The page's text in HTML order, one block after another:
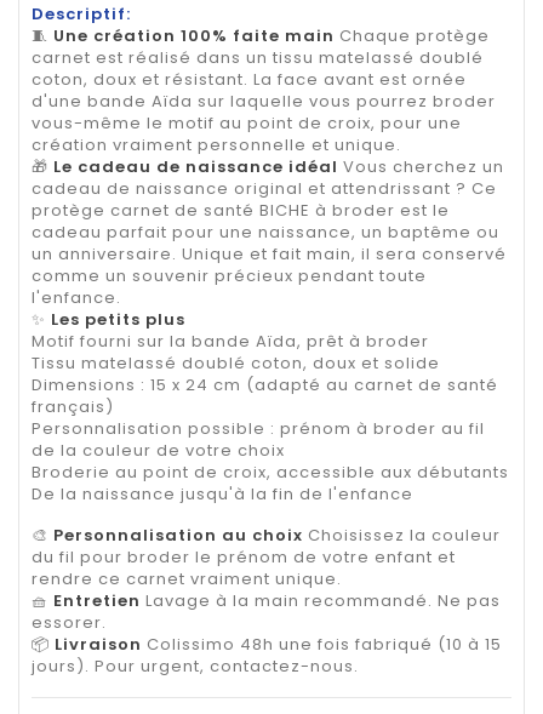
Descriptif:
🧵 Une création 100% faite main Chaque protège
carnet est réalisé dans un tissu matelassé doublé
coton, doux et résistant. La face avant est ornée
d'une bande Aïda sur laquelle vous pourrez broder
vous-même le motif au point de croix, pour une
création vraiment personnelle et unique.
🎁 Le cadeau de naissance idéal Vous cherchez un
cadeau de naissance original et attendrissant ? Ce
protège carnet de santé BICHE à broder est le
cadeau parfait pour une naissance, un baptême ou
un anniversaire. Unique et fait main, il sera conservé
comme un souvenir précieux pendant toute
l'enfance.
✨ Les petits plus
Motif fourni sur la bande Aïda, prêt à broder
Tissu matelassé doublé coton, doux et solide
Dimensions : 15 x 24 cm (adapté au carnet de santé
français)
Personnalisation possible : prénom à broder au fil
de la couleur de votre choix
Broderie au point de croix, accessible aux débutants
De la naissance jusqu'à la fin de l'enfance
🎨 Personnalisation au choix Choisissez la couleur
du fil pour broder le prénom de votre enfant et
rendre ce carnet vraiment unique.
🧺 Entretien Lavage à la main recommandé. Ne pas
essorer.
📦 Livraison Colissimo 48h une fois fabriqué (10 à 15
jours). Pour urgent, contactez-nous.